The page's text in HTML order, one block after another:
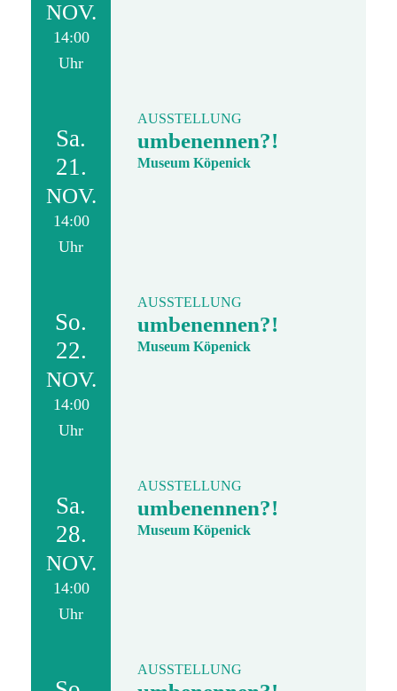
NOV.
14:00
Uhr
Sa.
21.
NOV.
14:00
Uhr
AUSSTELLUNG
umbenennen?!
Museum Köpenick
So.
22.
NOV.
14:00
Uhr
AUSSTELLUNG
umbenennen?!
Museum Köpenick
Sa.
28.
NOV.
14:00
Uhr
AUSSTELLUNG
umbenennen?!
Museum Köpenick
AUSSTELLUNG